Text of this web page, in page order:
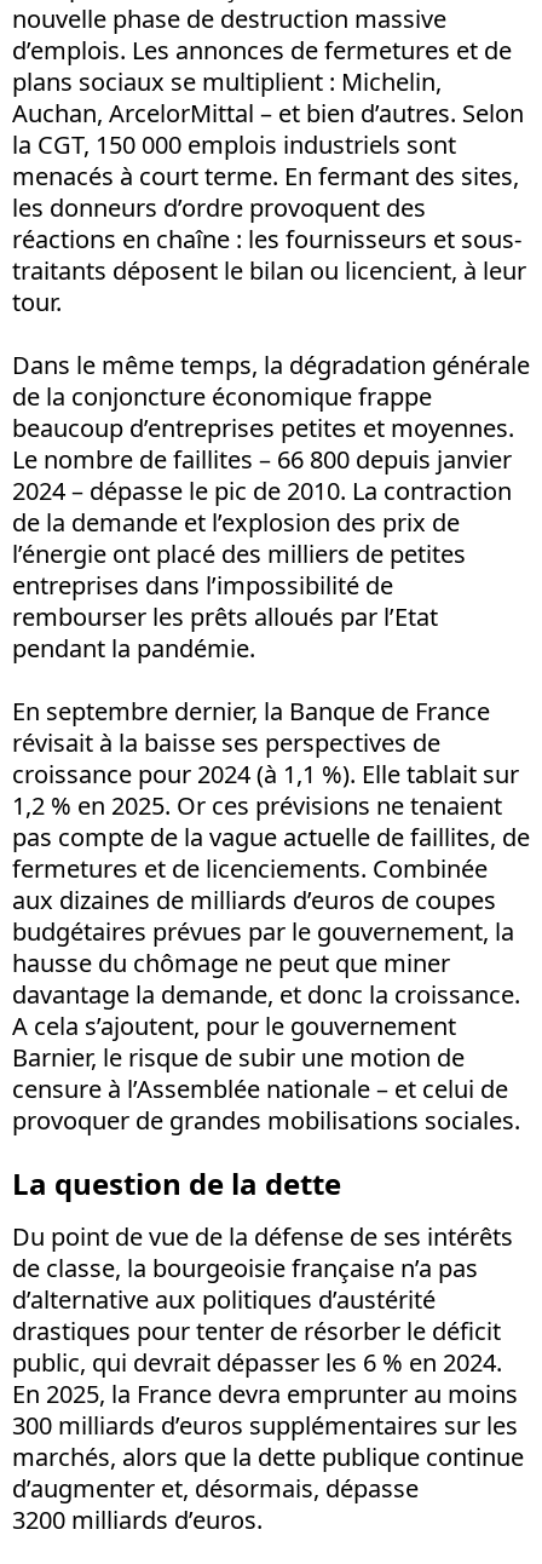
nouvelle phase de destruction massive
d’emplois. Les annonces de fermetures et de
plans sociaux se multiplient : Michelin,
Auchan, ArcelorMittal – et bien d’autres. Selon
la CGT, 150 000 emplois industriels sont
menacés à court terme. En fermant des sites,
les donneurs d’ordre provoquent des
réactions en chaîne : les fournisseurs et sous-
traitants déposent le bilan ou licencient, à leur
tour.
Dans le même temps, la dégradation générale
de la conjoncture économique frappe
beaucoup d’entreprises petites et moyennes.
Le nombre de faillites – 66 800 depuis janvier
2024 – dépasse le pic de 2010. La contraction
de la demande et l’explosion des prix de
l’énergie ont placé des milliers de petites
entreprises dans l’impossibilité de
rembourser les prêts alloués par l’Etat
pendant la pandémie.
En septembre dernier, la Banque de France
révisait à la baisse ses perspectives de
croissance pour 2024 (à 1,1 %). Elle tablait sur
1,2 % en 2025. Or ces prévisions ne tenaient
pas compte de la vague actuelle de faillites, de
fermetures et de licenciements. Combinée
aux dizaines de milliards d’euros de coupes
budgétaires prévues par le gouvernement, la
hausse du chômage ne peut que miner
davantage la demande, et donc la croissance.
A cela s’ajoutent, pour le gouvernement
Barnier, le risque de subir une motion de
censure à l’Assemblée nationale – et celui de
provoquer de grandes mobilisations sociales.
La question de la dette
Du point de vue de la défense de ses intérêts
de classe, la bourgeoisie française n’a pas
d’alternative aux politiques d’austérité
drastiques pour tenter de résorber le déficit
public, qui devrait dépasser les 6 % en 2024.
En 2025, la France devra emprunter au moins
300 milliards d’euros supplémentaires sur les
marchés, alors que la dette publique continue
d’augmenter et, désormais, dépasse
3200 milliards d’euros.